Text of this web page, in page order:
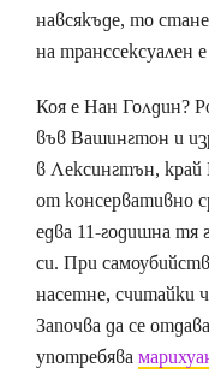
навсякъде, то
на транссексуален
Коя е Нан Голдин?
във Вашингтон и
в Лексингтън, край
от консервативно
едва 11-годишна тя
си. При
насетне, считайки
Започва да се
употребява